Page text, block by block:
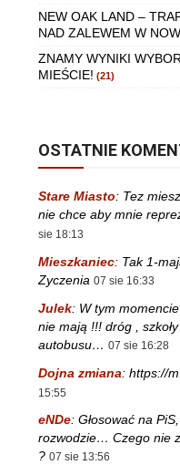
NEW OAK LAND –
NAD ZALEWEM W
ZNAMY WYNIKI
MIEŚCIE! (21)
OSTATNIE
Stare Miasto: Tez
nie chce aby mnie
sie 18:13
Mieszkaniec: Tak 1-
Zyczenia 07 sie 16:33
Julek: W tym
nie mają !!! dróg ,
autobusu… 07 sie 16:28
Dojna zmiana: https://
15:55
eNDe: Głosować na
rozwodzie… Czego nie
? 07 sie 13:56